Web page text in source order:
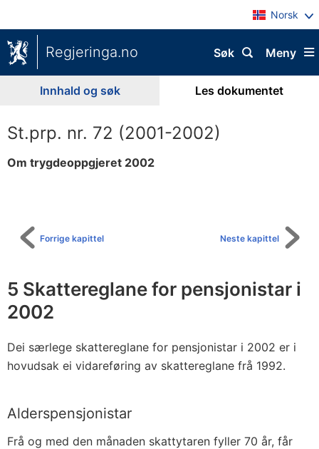
Norsk
Regjeringa.no Meny
Søk
Innhald og søk Les dokumentet
St.prp. nr. 72 (2001-2002)
Om trygdeoppgjeret 2002
Neste kapittel
Forrige kapittel
5 Skattereglane for pensjonistar i
2002
Dei særlege skattereglane for pensjonistar i 2002 er i
hovudsak ei vidareføring av skattereglane frå 1992.
Alderspensjonistar
Frå og med den månaden skattytaren fyller 70 år, får